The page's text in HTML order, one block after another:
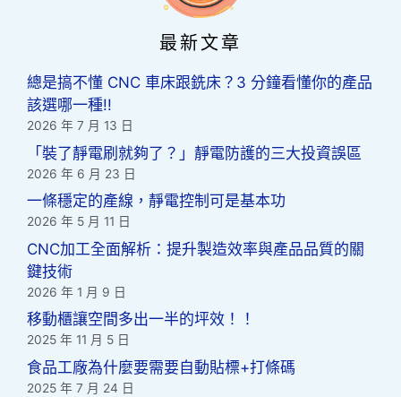
最新文章
總是搞不懂 CNC 車床跟銑床？3 分鐘看懂你的產品
該選哪一種!!
2026 年 7 月 13 日
「裝了靜電刷就夠了？」靜電防護的三大投資誤區
2026 年 6 月 23 日
一條穩定的產線，靜電控制可是基本功
2026 年 5 月 11 日
CNC加工全面解析：提升製造效率與產品品質的關
鍵技術
2026 年 1 月 9 日
移動櫃讓空間多出一半的坪效！！
2025 年 11 月 5 日
食品工廠為什麼要需要自動貼標+打條碼
2025 年 7 月 24 日